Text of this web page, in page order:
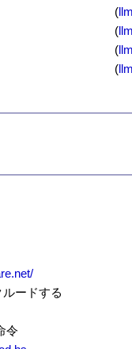
(
(
(
(
ルードする
令